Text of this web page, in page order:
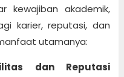
kewajiban akademik,
karier, reputasi, dan
utamanya:
dan Reputasi